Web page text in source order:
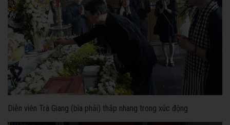
Diễn viên Trà Giang (bìa phải) thắp nhang trong xúc động